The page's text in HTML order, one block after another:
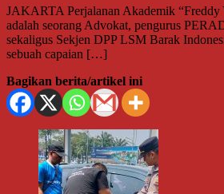
JAKARTA Perjalanan Akademik “Freddy
adalah seorang Advokat, pengurus
sekaligus Sekjen DPP LSM Barak
sebuah capaian […]
Bagikan berita/artikel ini